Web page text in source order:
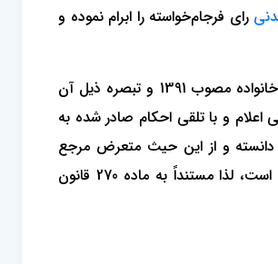
رای فرجام‌خواسته را ابرام نموده و
همان‌طور که ملاحظه می‌فرمایید شعبه بیست و یکم دیوان عالی کشور به دلالت دادنامه شماره 100183 - 1393/12/24 با استناد به ماده 2 قانون حمایت خانواده مصوب 1391 و تبصره ذیل آن
اعلام و با تلقی احکام صادر شده به
دانسته و از این حیث متعرض مرجع
رسیدگی‌کننده نشده است که چون با این ترتیب از شعب مختلف دیوان‌عالی کشور در موارد مشابه و با اختلاف استنباط از قانون آراء متهافت صادر شده است، لذا مستنداً به ماده 270 قانون